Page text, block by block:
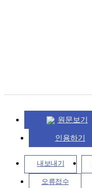
원문보기
인용하기
내보내기
오류접수